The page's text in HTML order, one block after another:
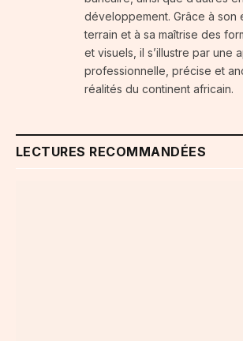
développement. Grâce à son
terrain et à sa maîtrise des
et visuels, il s’illustre par une
professionnelle, précise et
réalités du continent africain.
LECTURES RECOMMANDÉES